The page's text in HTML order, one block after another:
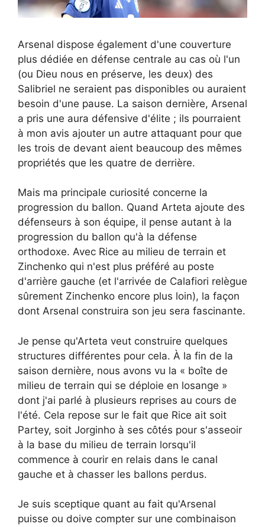
Arsenal dispose également d'une couverture
plus dédiée en défense centrale au cas où l'un
(ou Dieu nous en préserve, les deux) des
Salibriel ne seraient pas disponibles ou auraient
besoin d'une pause. La saison dernière, Arsenal
a pris une aura défensive d'élite ; ils pourraient
à mon avis ajouter un autre attaquant pour que
les trois de devant aient beaucoup des mêmes
propriétés que les quatre de derrière.
Mais ma principale curiosité concerne la
progression du ballon. Quand Arteta ajoute des
défenseurs à son équipe, il pense autant à la
progression du ballon qu'à la défense
orthodoxe. Avec Rice au milieu de terrain et
Zinchenko qui n'est plus préféré au poste
d'arrière gauche (et l'arrivée de Calafiori relègue
sûrement Zinchenko encore plus loin), la façon
dont Arsenal construira son jeu sera fascinante.
Je pense qu'Arteta veut construire quelques
structures différentes pour cela. À la fin de la
saison dernière, nous avons vu la « boîte de
milieu de terrain qui se déploie en losange »
dont j'ai parlé à plusieurs reprises au cours de
l'été. Cela repose sur le fait que Rice ait soit
Partey, soit Jorginho à ses côtés pour s'asseoir
à la base du milieu de terrain lorsqu'il
commence à courir en relais dans le canal
gauche et à chasser les ballons perdus.
Je suis sceptique quant au fait qu'Arsenal
puisse ou doive compter sur une combinaison